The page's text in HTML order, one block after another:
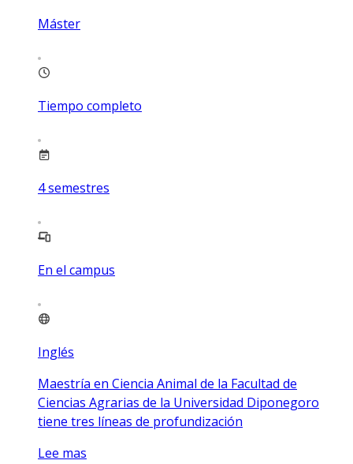
Máster
Tiempo completo
4semestres
En el campus
Inglés
Maestría en Ciencia Animal de la Facultad de
Ciencias Agrarias de la Universidad Diponegoro
tiene tres líneas de profundización
Lee mas